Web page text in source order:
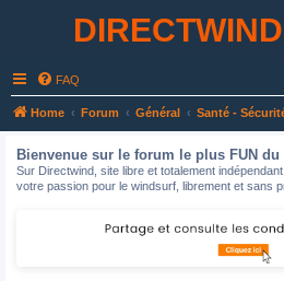
FAQ
Home Forum Général Santé -
Bienvenue sur le forum le plus FUN
Sur Directwind, site libre et totalement
votre passion pour le windsurf, librement et sans